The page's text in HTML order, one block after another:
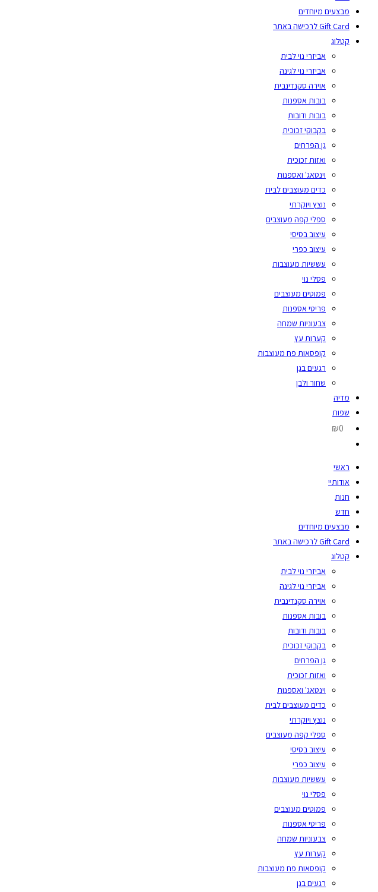
מבצעים מיוחדים
Gift Card לרכישה באתר
קטלוג
אביזרי נוי לבית
אביזרי נוי לגינה
אוירה סקנדינבית
בובות אספנות
בובות ודובות
בקבוקי זכוכית
גן הפרחים
ואזות זכוכית
וינטאג' ואספנות
כדים מעוצבים לבית
נוצץ ויוקרתי
ספלי קפה מעוצבים
עיצוב בסיסי
עיצוב כפרי
עששיות מעוצבות
פסלי נוי
פמוטים מעוצבים
פריטי אספנות
צבעוניות שמחה
קערות עץ
קופסאות פח מעוצבות
רגעים בגן
שחור ולבן
מדיה
שפות
₪0
ראשי
אודותיי
חנות
חדש
מבצעים מיוחדים
Gift Card לרכישה באתר
קטלוג
אביזרי נוי לבית
אביזרי נוי לגינה
אוירה סקנדינבית
בובות אספנות
בובות ודובות
בקבוקי זכוכית
גן הפרחים
ואזות זכוכית
וינטאג' ואספנות
כדים מעוצבים לבית
נוצץ ויוקרתי
ספלי קפה מעוצבים
עיצוב בסיסי
עיצוב כפרי
עששיות מעוצבות
פסלי נוי
פמוטים מעוצבים
פריטי אספנות
צבעוניות שמחה
קערות עץ
קופסאות פח מעוצבות
רגעים בגן